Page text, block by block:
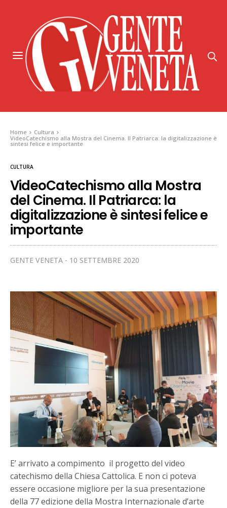
Home
Cultura
VideoCatechismo alla Mostra del Cinema. Il Patriarca: la digitalizzazione è
sintesi felice e importante
CULTURA
VideoCatechismo alla Mostra
del Cinema. Il Patriarca: la
digitalizzazione è sintesi felice e
importante
GENTE VENETA 10 SETTEMBRE 2020
E’ arrivato a compimento il progetto del video
catechismo della Chiesa Cattolica. E non ci poteva
essere occasione migliore per la sua presentazione
della 77 edizione della Mostra Internazionale d’arte